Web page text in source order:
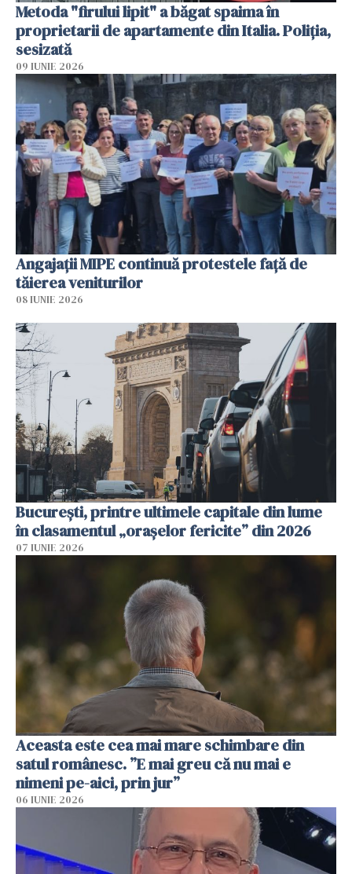
Metoda "firului lipit" a băgat spaima în
proprietarii de apartamente din Italia. Poliția,
sesizată
09 IUNIE 2026
Angajaţii MIPE continuă protestele faţă de
tăierea veniturilor
08 IUNIE 2026
București, printre ultimele capitale din lume
în clasamentul „orașelor fericite” din 2026
07 IUNIE 2026
Aceasta este cea mai mare schimbare din
satul românesc. ”E mai greu că nu mai e
nimeni pe-aici, prin jur”
06 IUNIE 2026